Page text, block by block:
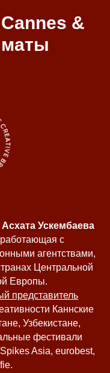
&
Ускембаева
с
агентствами,
Центральной
Европы.
представитель
Каннские
Узбекистане,
фестивали
Asia, eurobest,